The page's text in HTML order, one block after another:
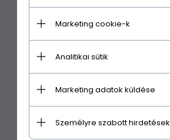
Női Táská kuffer Herisson fehér 275A151
Marketing cookie-k
Analitikai sütik
Marketing adatok küldése
Személyre szabott hirdetések